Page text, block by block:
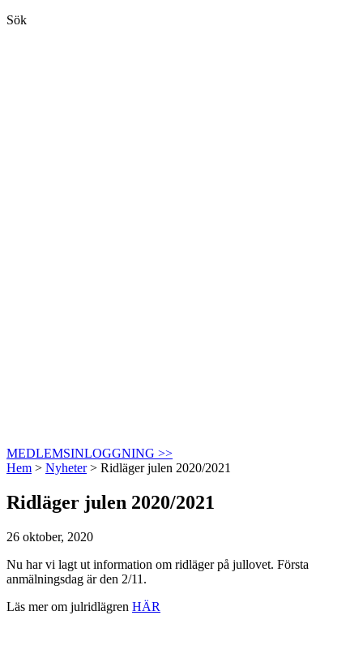
Sök
MEDLEMSINLOGGNING >>
Hem > Nyheter> Ridläger julen 2020/2021
Ridläger julen 2020/2021
26 oktober, 2020
Nu har vi lagt ut information om ridläger på jullovet. Första
anmälningsdag är den 2/11.
Läs mer om julridlägren HÄR